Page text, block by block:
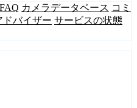
FAQ カメラデータベース コミ
ドバイザー サービスの状態